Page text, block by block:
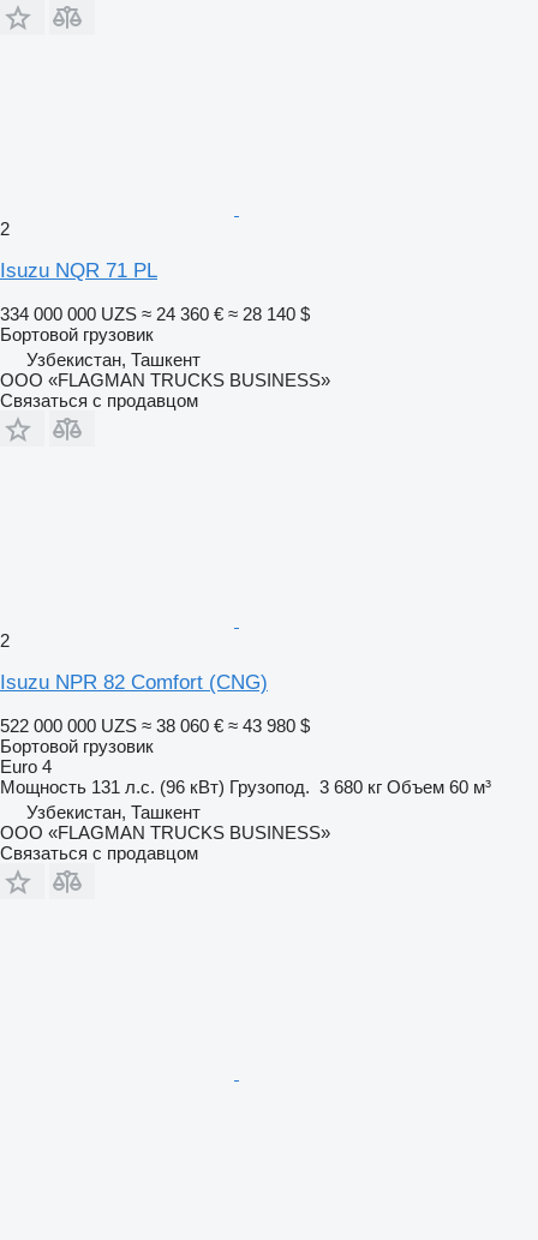
2
Isuzu NQR 71 PL
334 000 000 UZS ≈ 24 360 € ≈ 28 140 $
Бортовой грузовик
Узбекистан, Ташкент
ООО «FLAGMAN TRUCKS BUSINESS»
Связаться с продавцом
2
Isuzu NPR 82 Comfort (CNG)
522 000 000 UZS ≈ 38 060 € ≈ 43 980 $
Бортовой грузовик
Euro 4
Мощность 131 л.с. (96 кВт) Грузопод. 3 680 кг Объем 60 м³
Узбекистан, Ташкент
ООО «FLAGMAN TRUCKS BUSINESS»
Связаться с продавцом